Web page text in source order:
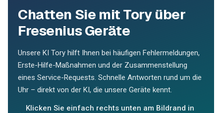
Chatten Sie mit Tory über
Fresenius Geräte
Unsere KI Tory hilft Ihnen bei häufigen Fehlermeldungen,
Erste-Hilfe-Maßnahmen und der Zusammenstellung
eines Service-Requests. Schnelle Antworten rund um die
Uhr – direkt von der KI, die unsere Geräte kennt.
Klicken Sie einfach rechts unten am Bildrand in